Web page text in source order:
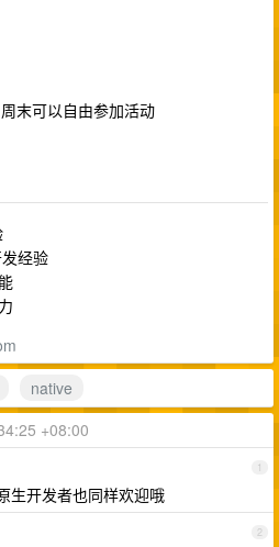
末可以自由参加活动
经验
native
+08:00
1
生开发者也同样欢迎哦
2